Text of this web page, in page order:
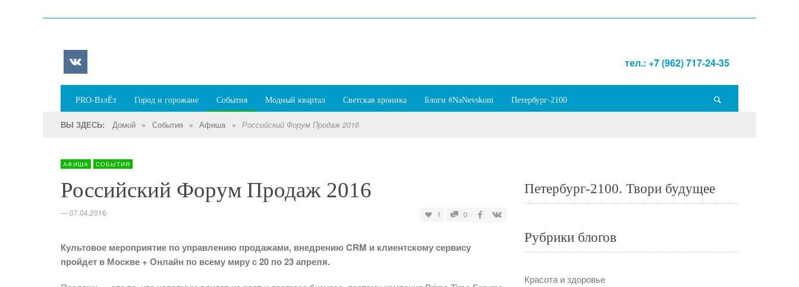
тел.: +7 (962) 717-24-35
PRO-ВзлЁт Город и горожане События Модный квартал Светская хроника Блоги #NaNevskom Петербург-2100
ВЫ ЗДЕСЬ: Домой » События » Афиша » Российский Форум Продаж 2016
АФИША СОБЫТИЯ
Российский Форум Продаж 2016
—07.04.2016 1 0
Культовое мероприятие по управлению продажами, внедрению CRM и клиентскому сервису
пройдет в Москве + Онлайн по всему миру с 20 по 23 апреля.
Петербург-2100. Твори будущее
Рубрики блогов
Красота и здоровье